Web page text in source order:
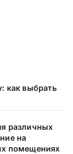
как выбрать
различных
на
помещениях